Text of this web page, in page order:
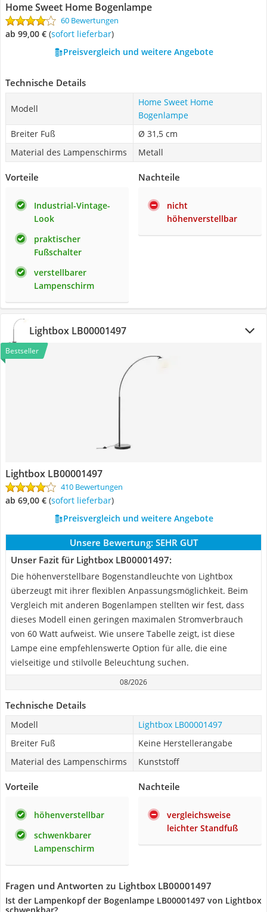
Home Sweet Home Bogenlampe
60 Bewertungen
ab 99,00 € ( Sofort lieferbar)
Preisvergleich und weitere Angebote
Technische Details
Modell
Home Sweet Home
Bogenlampe
Breiter Fuß
Ø 31,5 cm
Material des Lampenschirms
Metall
Vorteile
Industrial-Vintage-
Look
praktischer
Fußschalter
verstellbarer
Lampenschirm
Nachteile
nicht
höhenverstellbar
Lightbox LB00001497
Bestseller
Lightbox LB00001497
410 Bewertungen
ab 69,00 € ( Sofort lieferbar)
Preisvergleich und weitere Angebote
Unsere Bewertung: SEHR GUT
Unser Fazit für Lightbox LB00001497:
Die höhenverstellbare Bogenstandleuchte von Lightbox
überzeugt mit ihrer flexiblen Anpassungsmöglichkeit. Beim
Vergleich mit anderen Bogenlampen stellten wir fest, dass
dieses Modell einen geringen maximalen Stromverbrauch
von 60 Watt aufweist. Wie unsere Tabelle zeigt, ist diese
Lampe eine empfehlenswerte Option für alle, die eine
vielseitige und stilvolle Beleuchtung suchen.
08/2026
Technische Details
Modell
Lightbox LB00001497
Breiter Fuß
Keine Herstellerangabe
Material des Lampenschirms
Kunststoff
Vorteile
höhenverstellbar
schwenkbarer
Lampenschirm
Nachteile
vergleichsweise
leichter Standfuß
Fragen und Antworten zu Lightbox LB00001497
Ist der Lampenkopf der Bogenlampe LB00001497 von Lightbox